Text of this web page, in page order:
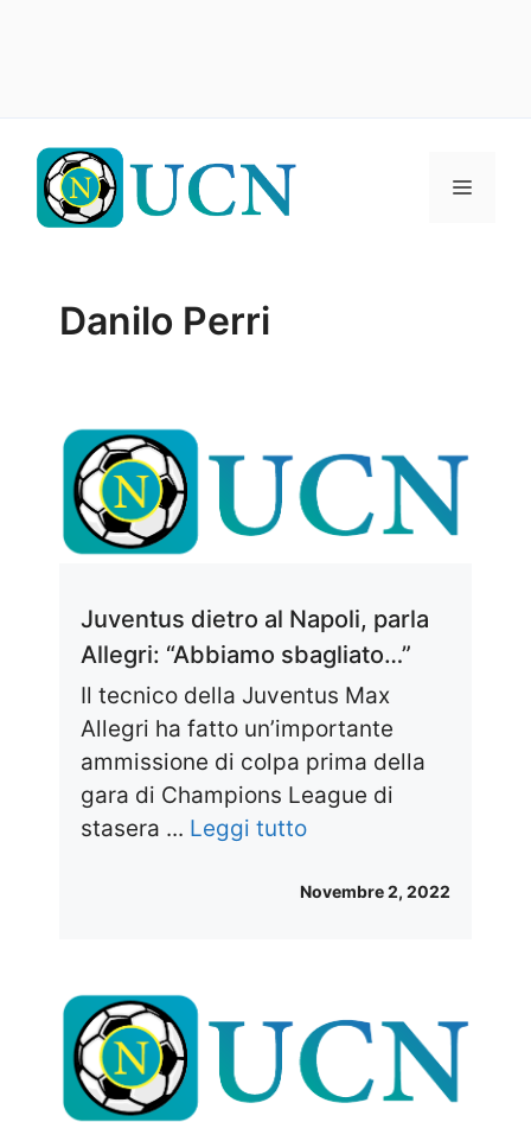
contenuto
Menu
Danilo Perri
Juventus dietro al Napoli, parla
Allegri: “Abbiamo sbagliato…”
Il tecnico della Juventus Max
Allegri ha fatto un’importante
ammissione di colpa prima della
gara di Champions League di
stasera ... Leggi tutto
Novembre 2, 2022